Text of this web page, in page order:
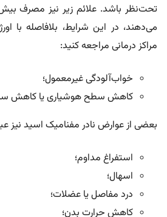
تحت‌نظر باشد. علائم زیر نیز مصرف
می‌دهند، در این شرایط، بلافاصله با
مراکز درمانی مراجعه کنید:
خواب‌آلودگی غیرمعمول؛
کاهش سطح هوشیاری یا کاهش
بعضی از عوارض نادر مفنامیک اسید نیز
استفراغ مداوم؛
اسهال؛
درد مفاصل یا عضلات؛
کاهش حرارت بدن؛